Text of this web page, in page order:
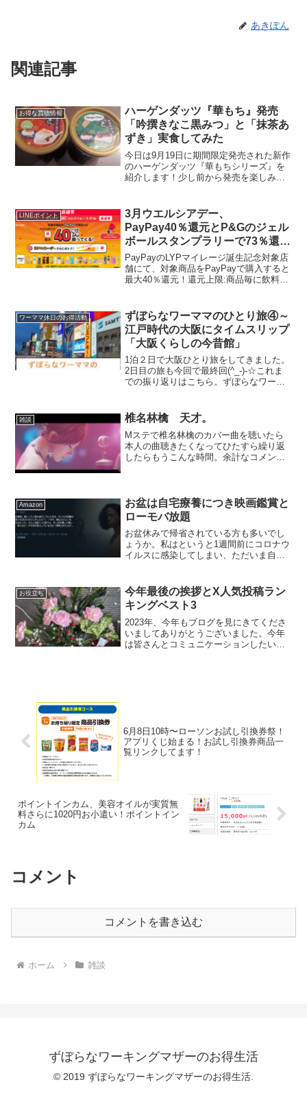
あきぽん
関連記事
お得な買物情報
ハーゲンダッツ『華もち』発売
「吟撰きなこ黒みつ」と「抹茶あ
ずき」実食してみた
今日は9月19日に期間限定発売された新作
のハーゲンダッツ『華もちシリーズ』を
紹介します！少し前から発売を楽しみに
事ではありません。パッケージを開ける
と、ほらこれだけで絶...
LINEポイント
3月ウエルシアデー、
PayPay40％還元とP&Gのジェル
ボールスタンプラリーで73％還元
超え！
PayPayのLYPマイレージ誕生記念対象店
舗にて、対象商品をPayPayで購入すると
最大40％還元！還元上限:商品毎に飲料
らウエルシアも入ってま...
ワーママ休日のお得活動
ずぼらなワーママのひとり旅④～
江戸時代の大阪にタイムスリップ
「大阪くらしの今昔館」
1泊２日で大阪ひとり旅をしてきました。
2日目の旅も今回で最終回(^_-)-☆これま
での振り返りはこちら。ずぼらなワーマ
大阪ひとり旅②～道頓堀「美津の」で絶
品お好み焼きを...
雑談 椎名林檎 天才。
Mステで椎名林檎のカバー曲を聴いたら
本人の曲聴きたくなってひたすら繰り返
したらもうこんな時間。余計なコメント
な。本人登場するまで引...
Amazon
お盆は自宅療養につき映画鑑賞と
ローモバ放題
お盆休みで帰省されている方も多いでし
ょうか。私はというと1週間前にコロナウ
イルスに感染してしまい、ただいま自宅
伴う頭痛が一番しんどかったですね。既
に熱は下がり、家族の...
お役立ち
今年最後の挨拶とX人気投稿ラン
キングベスト3
2023年、今年もブログを見にきてくださ
いましてありがとうございました。今年
は皆さんとコミュニケーションしたいな
6月8日10時〜ローソンお試し引換券祭！
アプリくじ始まる！お試し引換券商品一
覧リンクしてます！
ポイントインカム、美容オイルが実質無
料さらに1020円お小遣い！ポイントイン
カム
コメント
コメントを書き込む
ホーム 雑談
ずぼらなワーキングマザーのお得生活
© 2019 ずぼらなワーキングマザーのお得生活.